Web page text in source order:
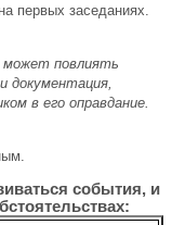
первых заседаниях.
может повлиять
документация,
в его оправдание.
события, и